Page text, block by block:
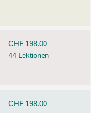
CHF 198.00
44 Lektionen
CHF 198.00